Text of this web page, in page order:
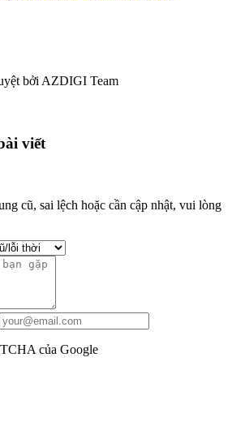
bởi AZDIGI Team
viết
cũ, sai lệch hoặc cần cập nhật, vui lòng
của Google